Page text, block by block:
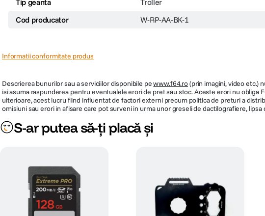
Tip geanta
Troller
Cod producator
W-RP-AA-BK-1
Informatii conformitate produs
Descrierea bunurilor sau a serviciilor disponibile pewww.f64.ro(prin imagini, video etc.)
isi asuma raspunderea pentru eventualele erori de pret sau stoc. Aceste erori nu
ulterioare, acest lucru fiind influentat de factori externi precum politica de preturi a
omisiuni sau erori in afisare care pot surveni in urma unor greseli de dactilografiere,
S-ar putea să-ți placă și